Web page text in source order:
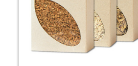
kvalitet eller fortfarande extremt
I dessa fall erbjuder vi konventionellt
Vetenskapligt namn: Ginseng.
Ursprungsland: Kina.